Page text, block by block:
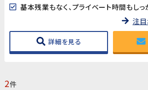
基本残業もなく、プライベート時間もし
注目
詳細を見る
2件